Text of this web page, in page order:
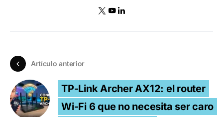
Artículo anterior
TP-Link Archer AX12: el router
Wi-Fi 6 que no necesita ser caro